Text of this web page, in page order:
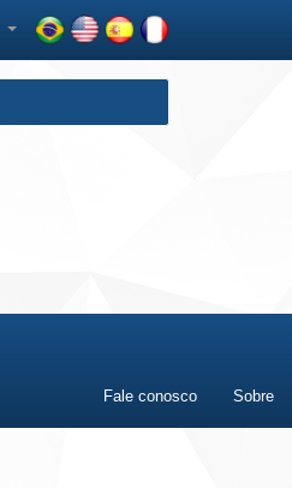
Fale conosco Sobre